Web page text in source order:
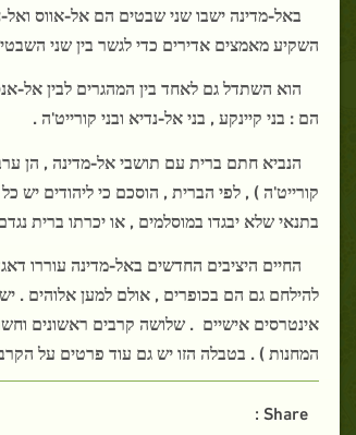
באל-מדינה ישבו שני שבטים הם אל-אווס
השקיע מאמצים אדירים כדי לגשר בין שני
הוא השתדל גם לאחד בין המהגרים לבין אל-
הם : בני קיינקע , בני אל-נדיא ובני קורייט'ה .
הנביא חתם ברית עם תושבי אל-מדינה , הן
קורייט'ה ) , לפי הברית , הוסכם כי ליהודים יש
בתנאי שלא יבגדו במוסלמים , או יכרתו ברית
החיים היציבים החדשים באל-מדינה עוררו
להילחם גם הם בכופרים , אולם למען אלוהים .
אינטרסים אישיים . שלושה קרבים ראשונים
המחנות ) . בטבלה הזו יש גם עוד פרטים על
Share :